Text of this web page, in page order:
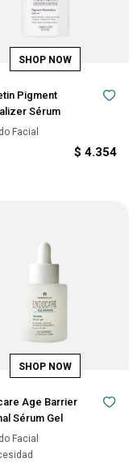
Pigment
Sérum
Facial
$ 4.354
Age Barrier
Sérum Gel
Facial